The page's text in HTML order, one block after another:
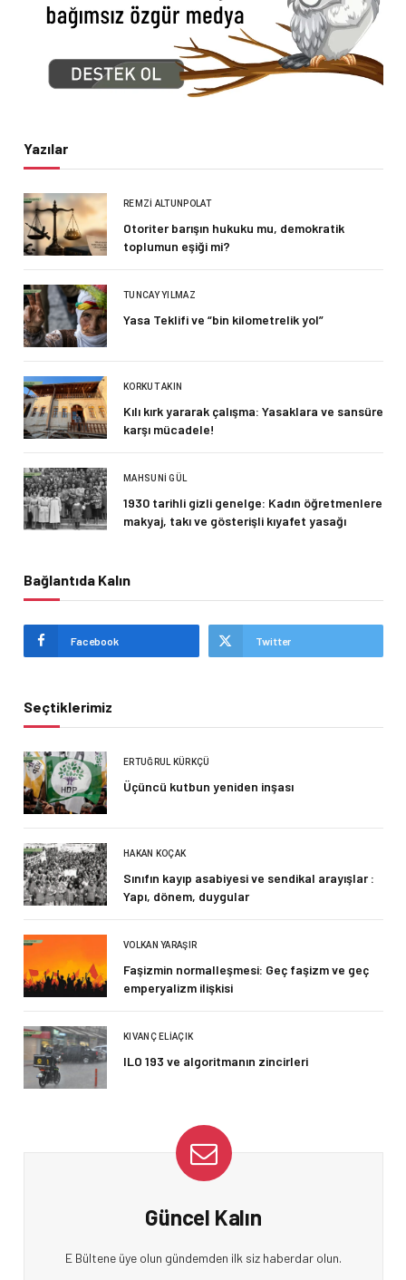
Yazılar
REMZI ALTUNPOLAT
Otoriter barışın hukuku mu, demokratik
toplumun eşiği mi?
TUNCAY YILMAZ
Yasa Teklifi ve “bin kilometrelik yol”
KORKUT AKIN
Kılı kırk yararak çalışma: Yasaklara ve sansüre
karşı mücadele!
MAHSUNI GÜL
1930 tarihli gizli genelge: Kadın öğretmenlere
makyaj, takı ve gösterişli kıyafet yasağı
Bağlantıda Kalın
Facebook Twitter
Seçtiklerimiz
ERTUĞRUL KÜRKÇÜ
Üçüncü kutbun yeniden inşası
HAKAN KOÇAK
Sınıfın kayıp asabiyesi ve sendikal arayışlar :
Yapı, dönem, duygular
VOLKAN YARAŞIR
Faşizmin normalleşmesi: Geç faşizm ve geç
emperyalizm ilişkisi
KIVANÇ ELIAÇIK
ILO 193 ve algoritmanın zincirleri
Güncel Kalın
E Bültene üye olun gündemden ilk siz haberdar olun.